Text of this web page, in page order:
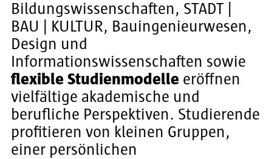
Bildungswissenschaften, STADT |
BAU | KULTUR, Bauingenieurwesen,
Design und
Informationswissenschaften sowie
flexible Studienmodelle eröffnen
vielfältige akademische und
berufliche Perspektiven. Studierende
profitieren von kleinen Gruppen,
einer persönlichen